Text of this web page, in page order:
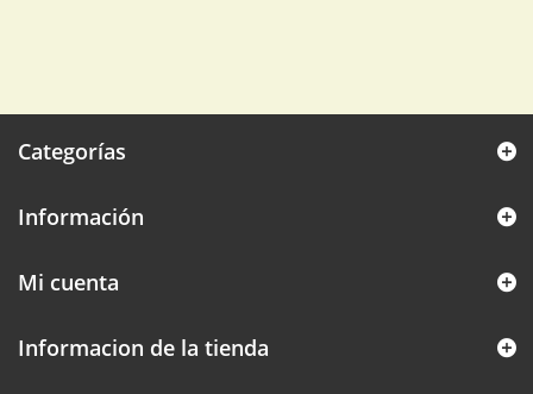
Categorías
Información
Mi cuenta
Informacion de la tienda